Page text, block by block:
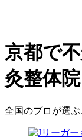
京都で
灸整体
全国のプロが選ぶ